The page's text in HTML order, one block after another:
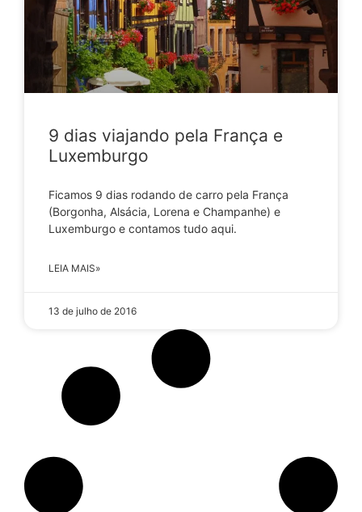
9 dias viajando pela França e
Luxemburgo
Ficamos 9 dias rodando de carro pela França
(Borgonha, Alsácia, Lorena e Champanhe) e
Luxemburgo e contamos tudo aqui.
LEIA MAIS»
13 de julho de 2016